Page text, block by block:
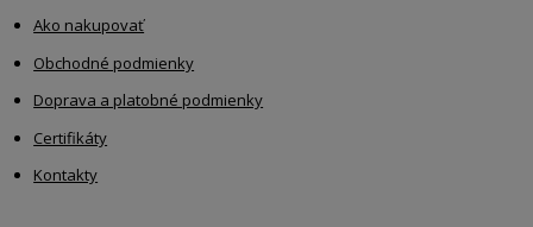
Ako nakupovať
Obchodné podmienky
Doprava a platobné podmienky
Certifikáty
Kontakty